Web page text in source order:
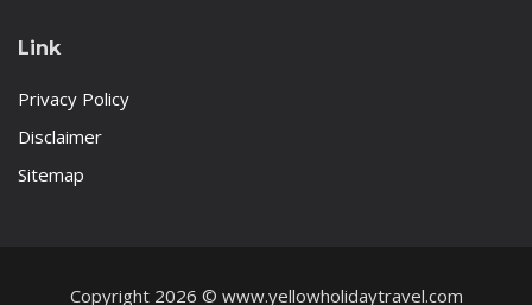
Link
Privacy Policy
Disclaimer
Sitemap
Copyright 2026 © www.yellowholidaytravel.com